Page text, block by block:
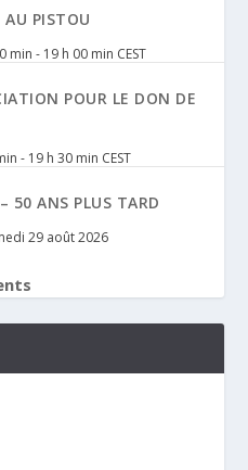
AU PISTOU
min - 19 h 00 min CEST
POUR LE DON DE
- 19 h 30 min CEST
50 ANS PLUS TARD
29 août 2026